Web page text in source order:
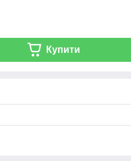
Купити